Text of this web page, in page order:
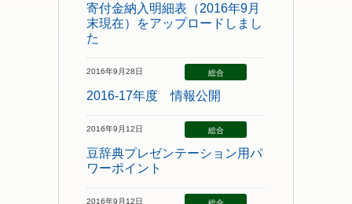
寄付金納入明細表（2016年9月
末現在）をアップロードしまし
た
2016年9月28日 総合
2016-17年度 情報公開
2016年9月12日 総合
豆辞典プレゼンテーション用パ
ワーポイント
2016年9月12日